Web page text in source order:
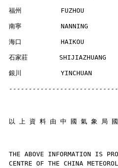
福州          FUZHOU
南寧          NANNING
海口          HAIKOU
石家莊
銀川          YINCHUAN
以 上 資 料 由 中 國 氣 象 局
THE ABOVE INFORMATION IS
CENTRE OF THE CHINA